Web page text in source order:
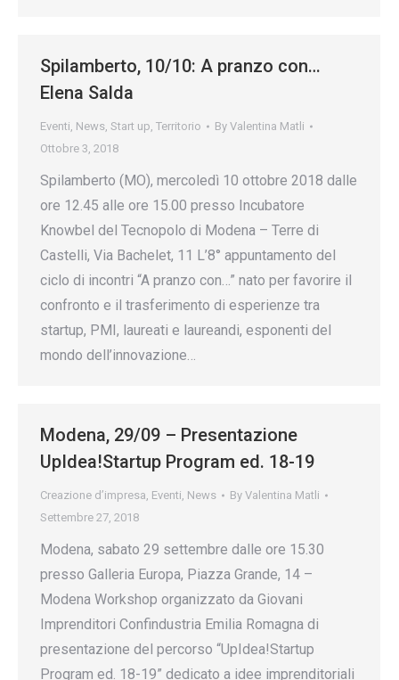
Spilamberto, 10/10: A pranzo con…
Elena Salda
Eventi, News, Start up, Territorio By Valentina Matli
Ottobre 3, 2018
Spilamberto (MO), mercoledì 10 ottobre 2018 dalle
ore 12.45 alle ore 15.00 presso Incubatore
Knowbel del Tecnopolo di Modena – Terre di
Castelli, Via Bachelet, 11 L’8° appuntamento del
ciclo di incontri “A pranzo con…” nato per favorire il
confronto e il trasferimento di esperienze tra
startup, PMI, laureati e laureandi, esponenti del
mondo dell’innovazione…
Modena, 29/09 – Presentazione
UpIdea!Startup Program ed. 18-19
Creazione d’impresa, Eventi, News By Valentina Matli
Settembre 27, 2018
Modena, sabato 29 settembre dalle ore 15.30
presso Galleria Europa, Piazza Grande, 14 –
Modena Workshop organizzato da Giovani
Imprenditori Confindustria Emilia Romagna di
presentazione del percorso “UpIdea!Startup
Program ed. 18-19” dedicato a idee imprenditoriali